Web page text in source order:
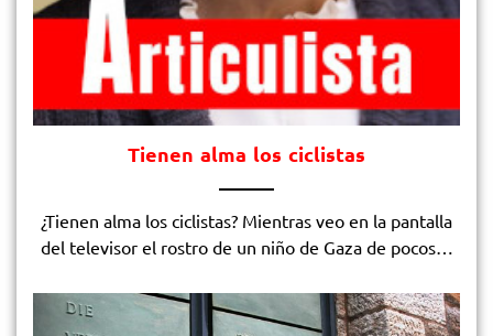
Tienen alma los ciclistas
¿Tienen alma los ciclistas? Mientras veo en la pantalla
del televisor el rostro de un niño de Gaza de pocos…